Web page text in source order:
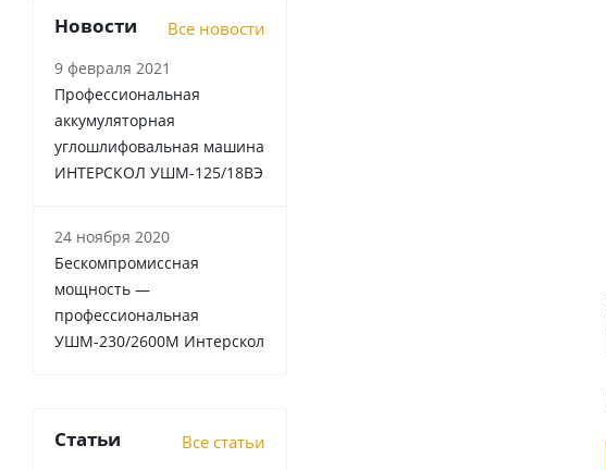
Новости Все новости
9 февраля 2021
Профессиональная
аккумуляторная
углошлифовальная машина
ИНТЕРСКОЛ УШМ-125/18ВЭ
24 ноября 2020
Бескомпромиссная
мощность —
профессиональная
УШМ-230/2600М Интерскол
Статьи Все статьи